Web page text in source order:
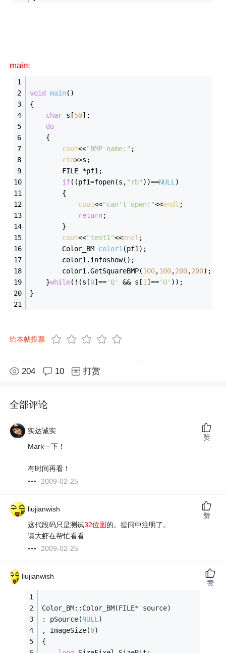
main:
void main()
{
char s[50];
do
	{
cout<<"BMP name:" ;
cin>>s;
		FILE *pf1;
if((pf1=fopen(s, "rb" ))==NULL )
		{
cout<<"can't open!"<<endl ;
return;
		}
cout<<"test1"<<endl ;
Color_BM color1 (pf1) ;
		color1.infoshow();
		color1.GetSquareBMP(
100,100,200,200);
	}
while(!(s[0]=='Q' && s[1 ]=='U' ));
}
给本帖投票
204 10 打赏
全部评论
实达诚实
Mark一下！
有时间再看！
2009-02-25
赞
liujianwish
这代段码只是测试32位图的。提问中注明了。
请大虾在帮忙看看
2009-02-25
赞
liujianwish
Color_BM::Color_BM(FILE* source)
: pSource(NULL)
, ImageSize(0)
{
赞